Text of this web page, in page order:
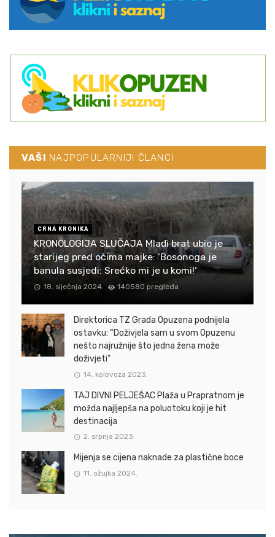
VAŠI NAJPOPULARNIJI ČLANCI
CRNA KRONIKA
KRONOLOGIJA SLUČAJA Mlađi brat ubio je
starijeg pred očima majke: ‘Bosonoga je
banula susjedi: Srećko mi je u komi!‘
18. siječnja 2024. 140580 pregleda
Direktorica TZ Grada Opuzena podnijela
ostavku: “Doživjela sam u svom Opuzenu
nešto najružnije što jedna žena može
doživjeti”
14. kolovoza 2023.
TAJ DIVNI PELJEŠAC Plaža u Prapratnom je
možda najljepša na poluotoku koji je hit
destinacija
2. srpnja 2023.
Mijenja se cijena naknade za plastične boce
11. ožujka 2024.